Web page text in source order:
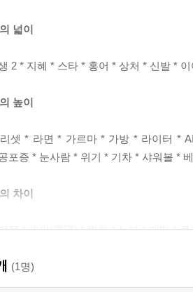
넓이
2 * 지혜 * 스타 * 홍어 * 상처 * 신발 *
높이
셋 * 라면 * 가르마 * 가방 * 라이터 *
포증 * 눈사람 * 위기 * 기차 * 샤워볼 *
차이
움 * 원만(圓滿) * 변화 * 누다 * 개떡 *
깊이
(1명)